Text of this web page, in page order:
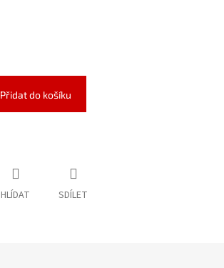
Přidat do košíku
HLÍDAT SDÍLET